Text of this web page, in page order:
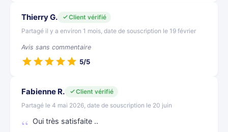
Thierry G.
Client vérifié
Partagé il y a environ 1 mois, date de souscription le 19 février
Avis sans commentaire
5/5
Fabienne R.
Client vérifié
Partagé le 4 mai 2026, date de souscription le 20 juin
Oui très satisfaite ..